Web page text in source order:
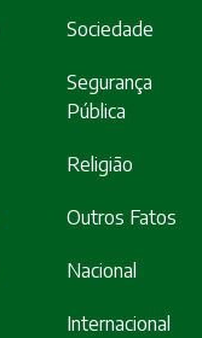
Sociedade
Segurança
Pública
Religião
Outros Fatos
Nacional
Internacional